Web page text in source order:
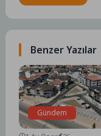
Benzer Yazılar
Gündem